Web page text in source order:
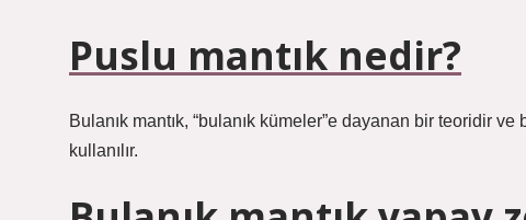
Puslu mantık nedir?
Bulanık mantık, “bulanık kümeler”e dayanan bir teoridir
kullanılır.